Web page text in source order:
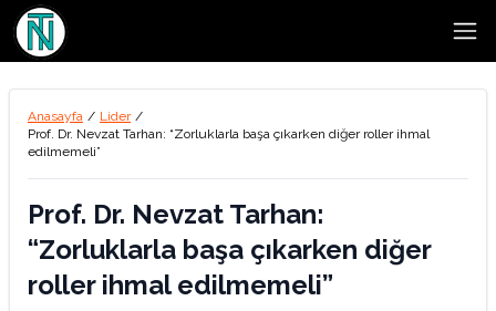
Anasayfa / Lider /
Prof. Dr. Nevzat Tarhan: “Zorluklarla başa çıkarken diğer roller ihmal
edilmemeli”
Prof. Dr. Nevzat Tarhan:
“Zorluklarla başa çıkarken diğer
roller ihmal edilmemeli”